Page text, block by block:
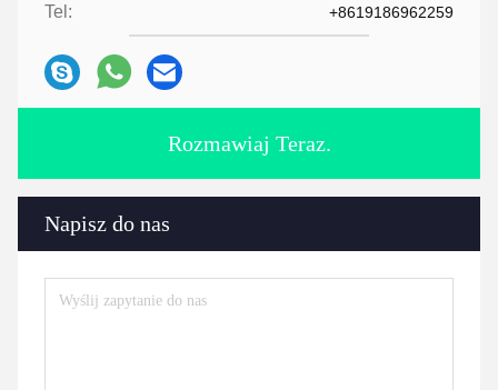
Tel: +8619186962259
Rozmawiaj Teraz.
Napisz do nas